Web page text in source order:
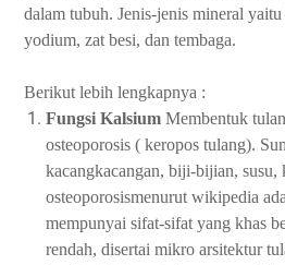
dalam tubuh. Jenis-jenis mineral
yodium, zat besi, dan tembaga.
Berikut lebih lengkapnya :
Fungsi Kalsium Membentuk
osteoporosis ( keropos tulang).
kacangkacangan, biji-bijian, susu,
osteoporosismenurut wikipedia
mempunyai sifat-sifat yang khas
rendah, disertai mikro arsitektur